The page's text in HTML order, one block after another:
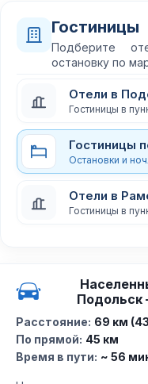
Гостиницы
Подберите
остановку по
Отели в
Гостиницы в
Гостиницы
Остановки и
Отели в
Гостиницы в
Подольск
Расстояние: 69 км
По прямой: 45 км
Время в пути: ~ 56